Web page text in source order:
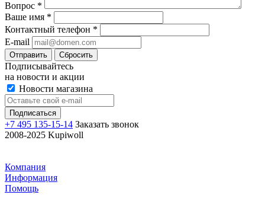
Вопрос *
Ваше имя *
Контактный телефон *
E-mail
Отправить Сбросить
Подписывайтесь
на новости и акции
Новости магазина
+7 495 135-15-14 Заказать звонок
2008-2025 Kupiwoll
Компания
Информация
Помощь